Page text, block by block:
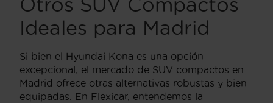
Otros SUV Compactos
Ideales para Madrid
Si bien el Hyundai Kona es una opción
excepcional, el mercado de SUV compactos en
Madrid ofrece otras alternativas robustas y bien
equipadas. En Flexicar, entendemos la